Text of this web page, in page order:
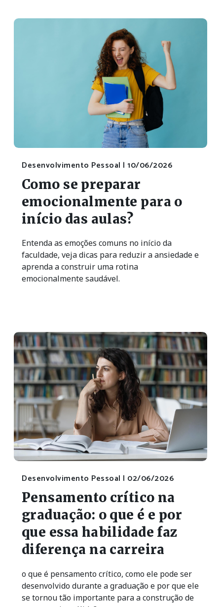
Desenvolvimento Pessoal | 10/06/2026
Como se preparar
emocionalmente para o
início das aulas?
Entenda as emoções comuns no início da
faculdade, veja dicas para reduzir a ansiedade e
aprenda a construir uma rotina
emocionalmente saudável.
Desenvolvimento Pessoal | 02/06/2026
Pensamento crítico na
graduação: o que é e por
que essa habilidade faz
diferença na carreira
o que é pensamento crítico, como ele pode ser
desenvolvido durante a graduação e por que ele
se tornou tão importante para a construção de